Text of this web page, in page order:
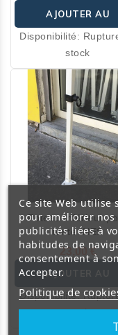
AJOUTER AU
PANIER
Disponibilité:
stock
Poteau inférieur
tente INES
23,00 €
AJOUTER AU
PANIER
Disponibilité:
stock
Ce site Web utilise
pour améliorer nos
publicités liées à
habitudes de
consentement à
Accepter.
Politique de